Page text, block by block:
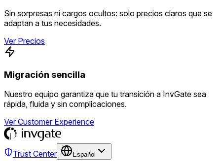
Sin sorpresas ni cargos ocultos: solo precios claros que se
adaptan a tus necesidades.
Ver Precios
Migración sencilla
Nuestro equipo garantiza que tu transición a InvGate sea
rápida, fluida y sin complicaciones.
Ver Customer Experience
Trust Center Español